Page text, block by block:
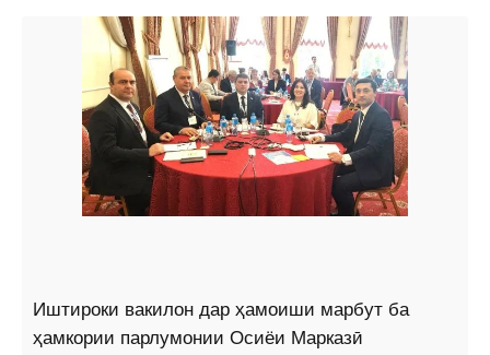
Иштироки вакилон дар ҳамоиши марбут ба
ҳамкории парлумонии Осиёи Марказӣ